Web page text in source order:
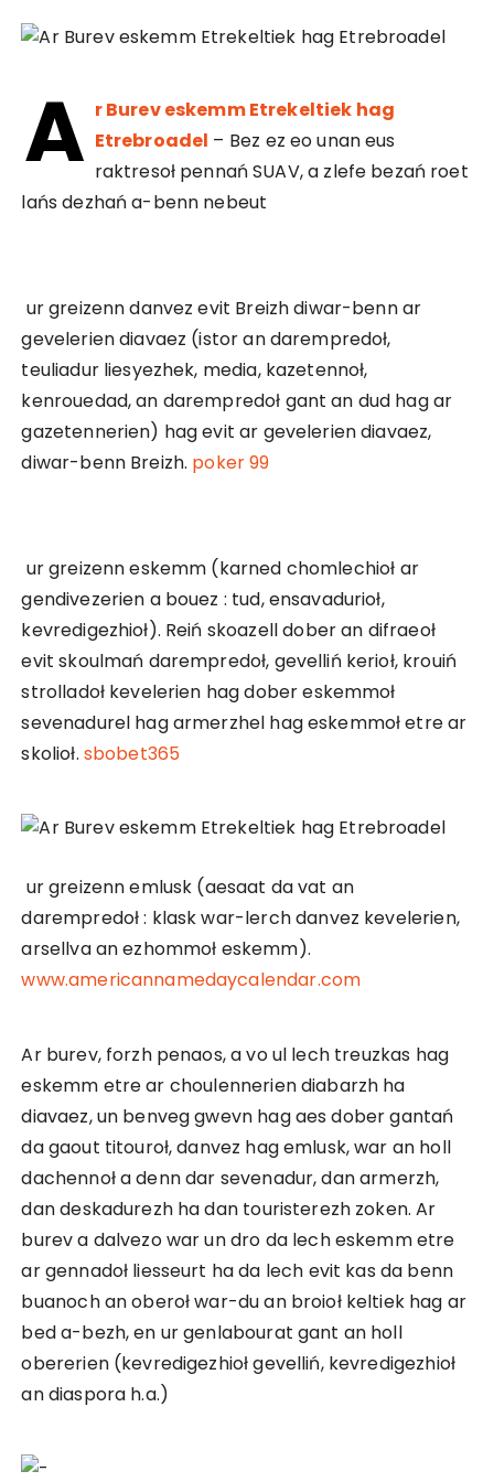
A r Burev eskemm Etrekeltiek hag
Etrebroadel – Bez ez eo unan eus
raktresoł pennań SUAV, a zlefe bezań roet
lańs dezhań a-benn nebeut
ur greizenn danvez evit Breizh diwar-benn ar
gevelerien diavaez (istor an darempredoł,
teuliadur liesyezhek, media, kazetennoł,
kenrouedad, an darempredoł gant an dud hag ar
gazetennerien) hag evit ar gevelerien diavaez,
diwar-benn Breizh. poker 99
ur greizenn eskemm (karned chomlechioł ar
gendivezerien a bouez : tud, ensavadurioł,
kevredigezhioł). Reiń skoazell dober an difraeoł
evit skoulmań darempredoł, gevelliń kerioł, krouiń
strolladoł kevelerien hag dober eskemmoł
sevenadurel hag armerzhel hag eskemmoł etre ar
skolioł. sbobet365
ur greizenn emlusk (aesaat da vat an
darempredoł : klask war-lerch danvez kevelerien,
arsellva an ezhommoł eskemm).
www.americannamedaycalendar.com
Ar burev, forzh penaos, a vo ul lech treuzkas hag
eskemm etre ar choulennerien diabarzh ha
diavaez, un benveg gwevn hag aes dober gantań
da gaout titouroł, danvez hag emlusk, war an holl
dachennoł a denn dar sevenadur, dan armerzh,
dan deskadurezh ha dan touristerezh zoken. Ar
burev a dalvezo war un dro da lech eskemm etre
ar gennadoł liesseurt ha da lech evit kas da benn
buanoch an oberoł war-du an broioł keltiek hag ar
bed a-bezh, en ur genlabourat gant an holl
obererien (kevredigezhioł gevelliń, kevredigezhioł
an diaspora h.a.)